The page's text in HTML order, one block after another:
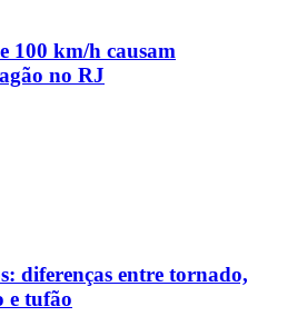
100 km/h causam
no RJ
diferenças entre tornado,
e tufão